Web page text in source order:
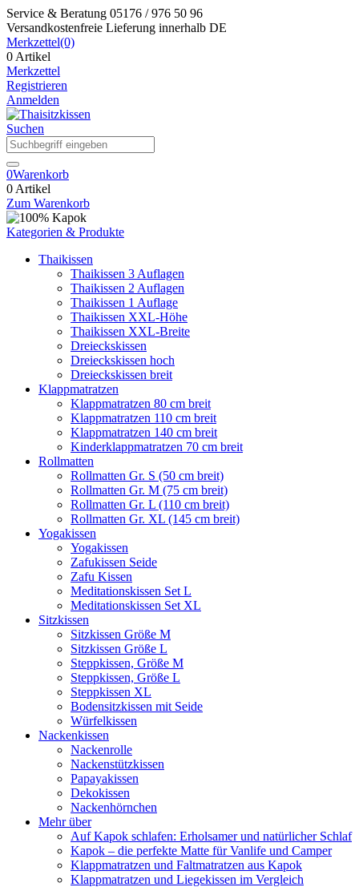
Service & Beratung 05176 / 976 50 96
Versandkostenfreie Lieferung innerhalb DE
Merkzettel(0)
0 Artikel
Merkzettel
Registrieren
Anmelden
Suchen
0Warenkorb
0 Artikel
Zum Warenkorb
Kategorien & Produkte
Thaikissen
Thaikissen 3 Auflagen
Thaikissen 2 Auflagen
Thaikissen 1 Auflage
Thaikissen XXL-Höhe
Thaikissen XXL-Breite
Dreieckskissen
Dreieckskissen hoch
Dreieckskissen breit
Klappmatratzen
Klappmatratzen 80 cm breit
Klappmatratzen 110 cm breit
Klappmatratzen 140 cm breit
Kinderklappmatratzen 70 cm breit
Rollmatten
Rollmatten Gr. S (50 cm breit)
Rollmatten Gr. M (75 cm breit)
Rollmatten Gr. L (110 cm breit)
Rollmatten Gr. XL (145 cm breit)
Yogakissen
Yogakissen
Zafukissen Seide
Zafu Kissen
Meditationskissen Set L
Meditationskissen Set XL
Sitzkissen
Sitzkissen Größe M
Sitzkissen Größe L
Steppkissen, Größe M
Steppkissen, Größe L
Steppkissen XL
Bodensitzkissen mit Seide
Würfelkissen
Nackenkissen
Nackenrolle
Nackenstützkissen
Papayakissen
Dekokissen
Nackenhörnchen
Mehr über
Auf Kapok schlafen: Erholsamer und natürlicher Schlaf
Kapok – die perfekte Matte für Vanlife und Camper
Klappmatratzen und Faltmatratzen aus Kapok
Klappmatratzen und Liegekissen im Vergleich